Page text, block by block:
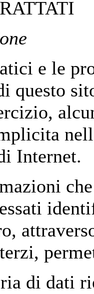
e le
questo
Internet.
di dati